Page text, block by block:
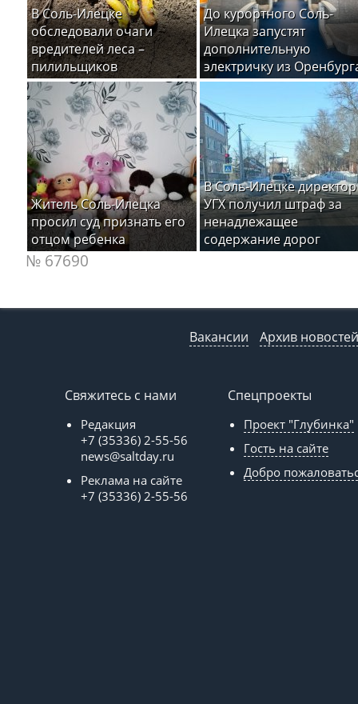
В Соль-Илецке
обследовали очаги
вредителей леса –
пилильщиков
До курортного Соль-
Илецка запустят
дополнительную
электричку из
Житель Соль-Илецка
просил суд признать его
отцом ребенка
В Соль-Илецке директор
УГХ получил штраф за
ненадлежащее
содержание дорог
№ 67690
Вакансии Архив новостей
Свяжитесь с нами
Редакция
+7 (35336) 2-55-56
news@saltday.ru
Реклама на сайте
+7 (35336) 2-55-56
Спецпроекты
Проект "Глубинка"
Гость на сайте
Добро